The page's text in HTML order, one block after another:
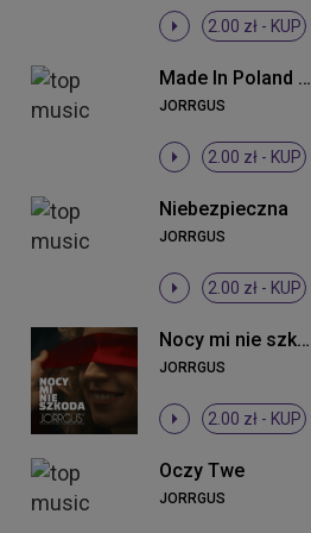
2.00 zł - KUP
Made In Poland (Radio Edit)
JORRGUS
2.00 zł - KUP
Niebezpieczna
JORRGUS
2.00 zł - KUP
Nocy mi nie szkoda
JORRGUS
2.00 zł - KUP
Oczy Twe
JORRGUS